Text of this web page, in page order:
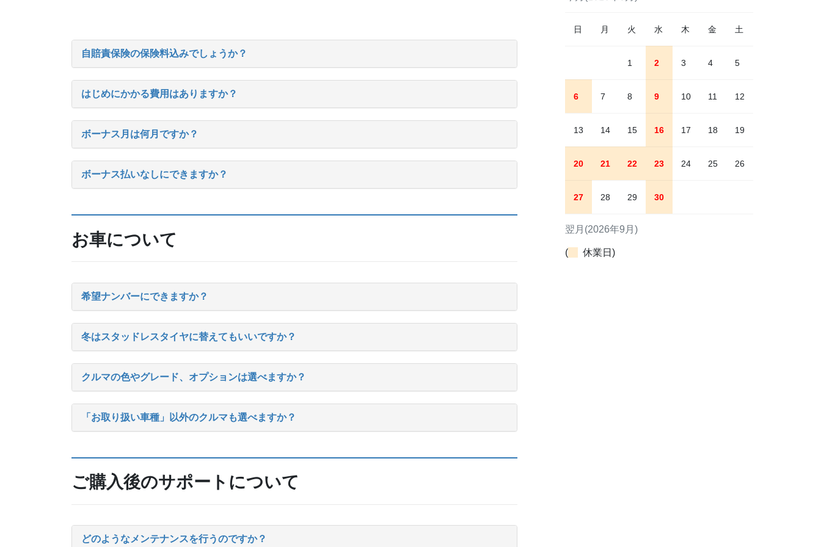
自賠責保険の保険料込みでしょうか？
はじめにかかる費用はありますか？
ボーナス月は何月ですか？
ボーナス払いなしにできますか？
お車について
希望ナンバーにできますか？
冬はスタッドレスタイヤに替えてもいいですか？
クルマの色やグレード、オプションは選べますか？
「お取り扱い車種」以外のクルマも選べますか？
ご購入後のサポートについて
どのようなメンテナンスを行うのですか？
翌月(2026年9月)
日 月 火 水 木 金 土
1 2 3 4 5
6 7 8 9 10 11 12
13 14 15 16 17 18 19
20 21 22 23 24 25 26
27 28 29 30
( 休業日)